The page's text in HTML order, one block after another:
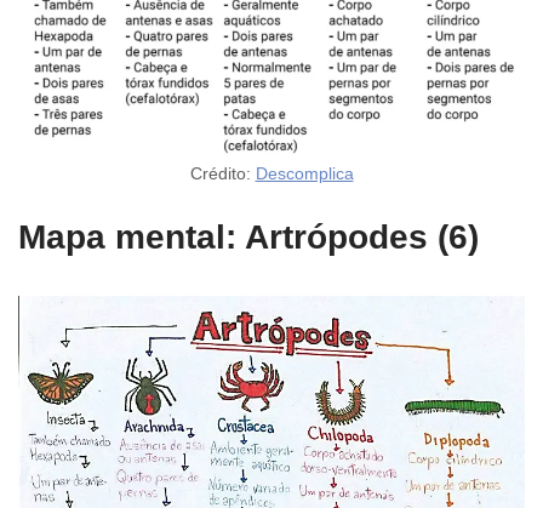
Crédito: Descomplica
Mapa mental: Artrópodes (6)